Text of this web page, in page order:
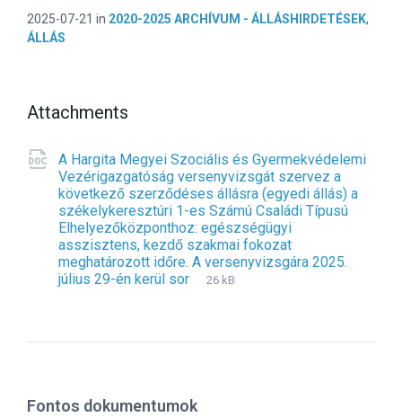
2025-07-21 in 2020-2025 ARCHÍVUM - ÁLLÁSHIRDETÉSEK,
ÁLLÁS
Attachments
A Hargita Megyei Szociális és Gyermekvédelemi
Vezérigazgatóság versenyvizsgát szervez a
következő szerződéses állásra (egyedi állás) a
székelykeresztúri 1-es Számú Családi Típusú
Elhelyezőközponthoz: egészségügyi
asszisztens, kezdő szakmai fokozat
meghatározott időre. A versenyvizsgára 2025.
július 29-én kerül sor
F
e
d
F
s
26 kB
Fontos dokumentumok